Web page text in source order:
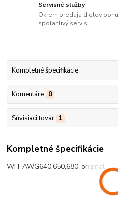
Servisné služby
Okrem predaja dielov
spoľahlivý servis.
Kompletné špecifikácie
Komentáre 0
Súvisiaci tovar 1
Kompletné špecifikácie
WH-AWG640,650,680-original